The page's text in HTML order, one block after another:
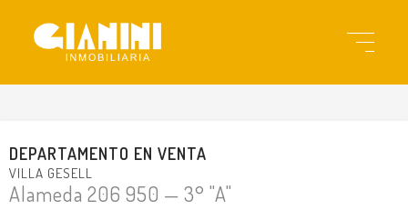
DEPARTAMENTO EN VENTA
VILLA GESELL
Alameda 206 950 — 3° "A"